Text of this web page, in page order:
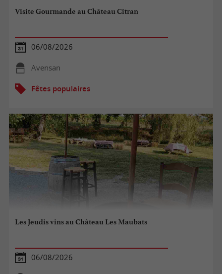
Visite Gourmande au Château Citran
06/08/2026
Avensan
Fêtes populaires
Les Jeudis vins au Château Les Maubats
06/08/2026